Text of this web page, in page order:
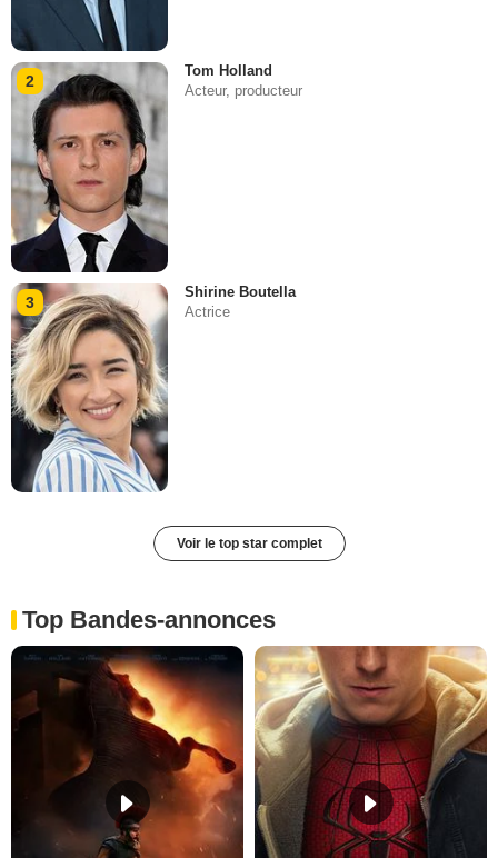
2
Tom Holland
Acteur, producteur
3
Shirine Boutella
Actrice
Voir le top star complet
Top Bandes-annonces